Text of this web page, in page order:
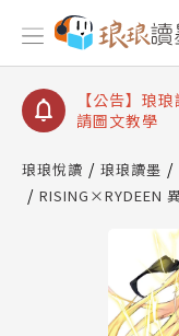
【公告】琅
【公告】琅
【公告】琅
請圖文教學
查詢
【公告】琅
琅琅悅讀 琅琅讀墨
RISING×RYDEEN